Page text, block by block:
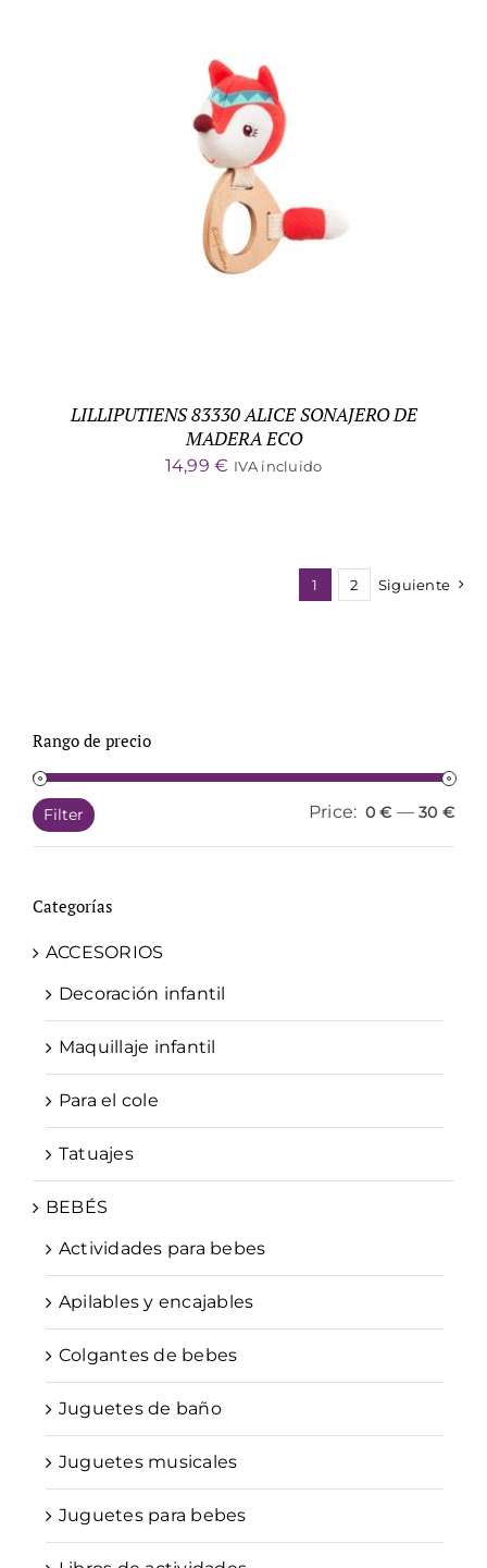
ADD TO CART /
LILLIPUTIENS 83330 ALICE SONAJERO DE
MADERA ECO
14,99€ IVA incluido
1 2 Siguiente
Rango de precio
Min
Filter Price: 0 € —30 €
Categorías
ACCESORIOS
Decoración infantil
Maquillaje infantil
Para el cole
Tatuajes
BEBÉS
Actividades para bebes
Apilables y encajables
Colgantes de bebes
Juguetes de baño
Juguetes musicales
Juguetes para bebes